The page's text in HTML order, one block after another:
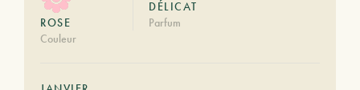
ROSE
Couleur
DÉLICAT
Parfum